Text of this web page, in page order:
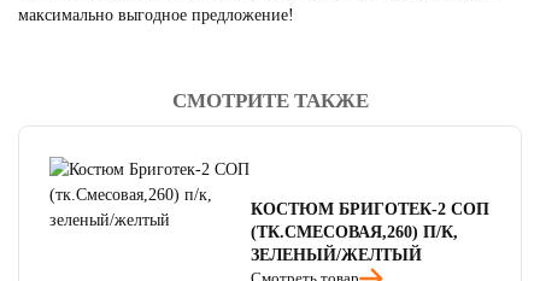
максимально выгодное предложение!
4.5
СМОТРИТЕ ТАКЖЕ
КОСТЮМ БРИГОТЕК-2 СОП
(ТК.СМЕСОВАЯ,260) П/К,
ЗЕЛЕНЫЙ/ЖЕЛТЫЙ